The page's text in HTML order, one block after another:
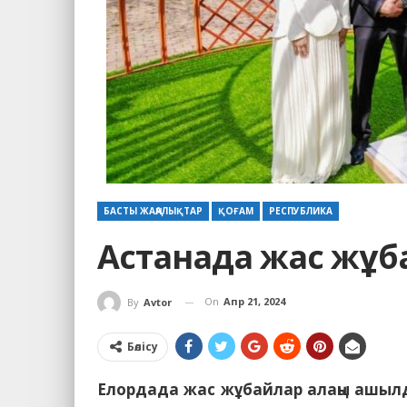
БАСТЫ ЖАҢАЛЫҚТАР ҚОҒАМ РЕСПУБЛИКА
Астанада жас
By Avtor On Апр 21, 2024
Бөлісу
Елордада жас жұбайлар алаңы